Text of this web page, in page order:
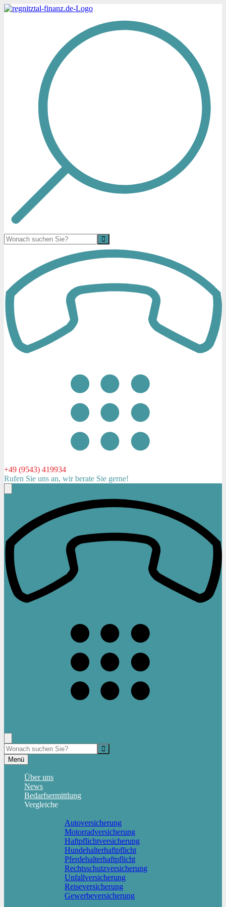
+49 (9543) 419934
Rufen Sie uns an, wir berate Sie gerne!
Menü
Über uns
News
Bedarfsermittlung
Vergleiche
Autoversicherung
Motorradversicherung
Haftpflichtversicherung
Hundehalterhaftpflicht
Pferdehalterhaftpflicht
Rechtsschutzversicherung
Unfallversicherung
Reiseversicherung
Gewerbeversicherung